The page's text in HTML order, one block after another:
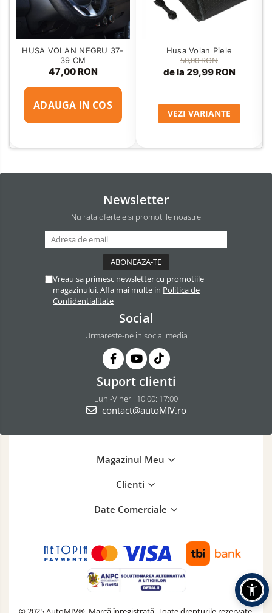
HUSA VOLAN NEGRU 37-
39 CM
47,00 RON
ADAUGA IN COS
Husa Volan Piele
50,00 RON
de la 29,99 RON
VEZI VARIANTE
Newsletter
Nu rata ofertele si promotiile noastre
Vreau sa primesc newsletter cu promotiile
magazinului. Afla mai multe in Politica de
Confidentialitate
Social
Urmareste-ne in social media
Suport clienti
Luni-Vineri: 10:00: 17:00
contact@autoMIV.ro
Magazinul Meu
Clienti
Date Comerciale